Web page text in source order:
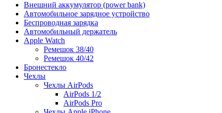
Внешний аккумулятор (power bank)
Автомобильное зарядное устройство
Беспроводная зарядка
Автомобильный держатель
Apple Watch
Ремешок 38/40
Ремешок 40/42
Бронестекло
Чехлы
Чехлы AirPods
AirPods 1/2
AirPods Pro